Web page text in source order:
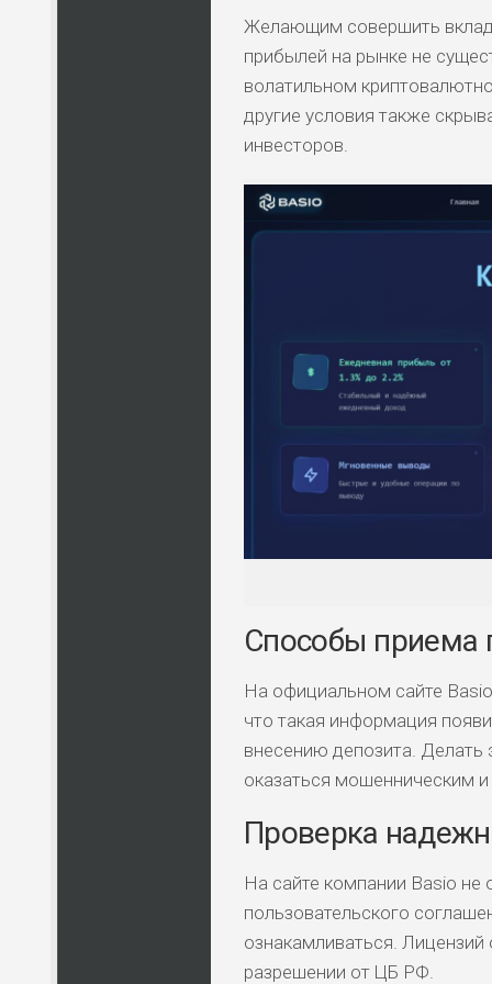
Желающим совершить вклад
прибылей на рынке не
волатильном
другие условия также
инвесторов.
Способы приема
На официальном сайте
что такая информация
внесению депозита. Делать
оказаться мошенническим и
Проверка
На сайте компании Basio не
пользовательского
ознакамливаться.
разрешении от ЦБ РФ.